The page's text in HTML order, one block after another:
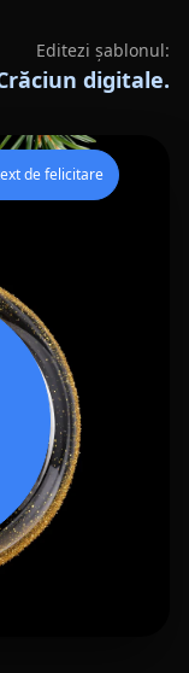
Editezi șablonul:
digitale.
de felicitare